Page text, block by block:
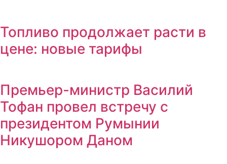
Топливо продолжает расти в
цене: новые тарифы
Премьер-министр Василий
Тофан провел встречу с
президентом Румынии
Никушором Даном